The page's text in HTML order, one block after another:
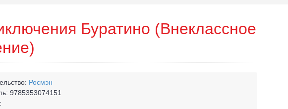
Буратино (Внеклассное
Росмэн
9785353074151